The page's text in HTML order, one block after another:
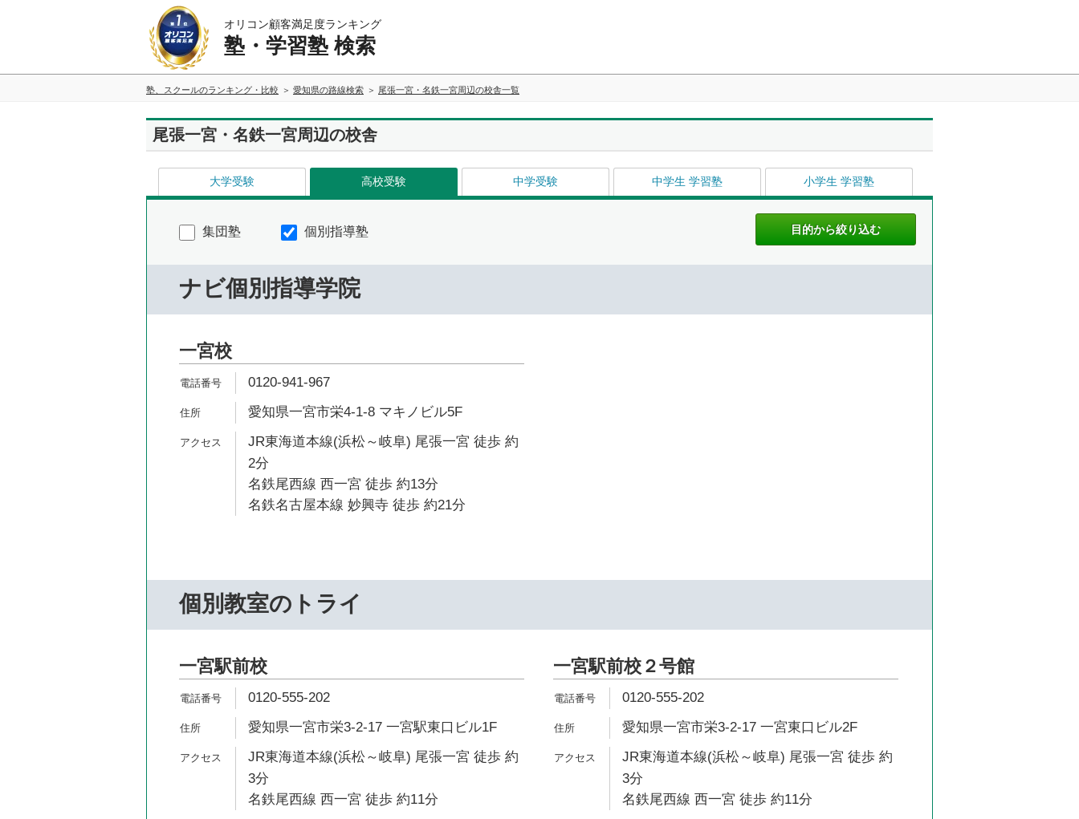
オリコン顧客満足度ランキング
塾・学習塾 検索
塾、スクールのランキング・比較 愛知県の路線検索 尾張一宮・名鉄一宮周辺の校舎一覧
尾張一宮・名鉄一宮周辺の校舎
大学受験 高校受験 中学受験 中学生 学習塾 小学生 学習塾
集団塾 個別指導塾
ナビ個別指導学院
一宮校
0120-941-967
愛知県一宮市栄4-1-8 マキノビル5F
JR東海道本線(浜松～岐阜) 尾張一宮 徒歩 約
2分
名鉄尾西線 西一宮 徒歩 約13分
名鉄名古屋本線 妙興寺 徒歩 約21分
個別教室のトライ
一宮駅前校
0120-555-202
愛知県一宮市栄3-2-17 一宮駅東口ビル1F
JR東海道本線(浜松～岐阜) 尾張一宮 徒歩 約
3分
名鉄尾西線 西一宮 徒歩 約11分
一宮駅前校２号館
0120-555-202
愛知県一宮市栄3-2-17 一宮東口ビル2F
JR東海道本線(浜松～岐阜) 尾張一宮 徒歩 約
3分
名鉄尾西線 西一宮 徒歩 約11分